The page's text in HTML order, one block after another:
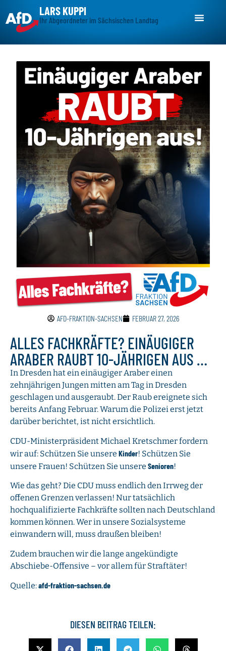
LARS KUPPI
Ihr Abgeordneter im Sächsischen Landtag
AFD-FRAKTION-SACHSEN FEBRUAR 27, 2026
ALLES FACHKRÄFTE? EINÄUGIGER
ARABER RAUBT 10-JÄHRIGEN AUS …
In Dresden hat ein einäugiger Araber einen
zehnjährigen Jungen mitten am Tag in Dresden
geschlagen und ausgeraubt. Der Raub ereignete sich
bereits Anfang Februar. Warum die Polizei erst jetzt
darüber berichtet, ist nicht ersichtlich.
CDU-Ministerpräsident Michael Kretschmer fordern
wir auf: Schützen Sie unsere Kinder! Schützen Sie
unsere Frauen! Schützen Sie unsere Senioren!
Wie das geht? Die CDU muss endlich den Irrweg der
offenen Grenzen verlassen! Nur tatsächlich
hochqualifizierte Fachkräfte sollten nach Deutschland
kommen können. Wer in unsere Sozialsysteme
einwandern will, muss draußen bleiben!
Zudem brauchen wir die lange angekündigte
Abschiebe-Offensive – vor allem für Straftäter!
Quelle:afd-fraktion-sachsen.de
DIESEN BEITRAG TEILEN: